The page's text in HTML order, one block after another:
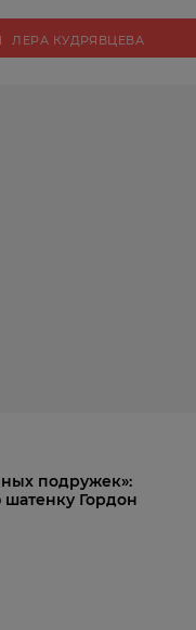
ЛЕРА КУДРЯВЦЕВА
подружек»:
Гордон